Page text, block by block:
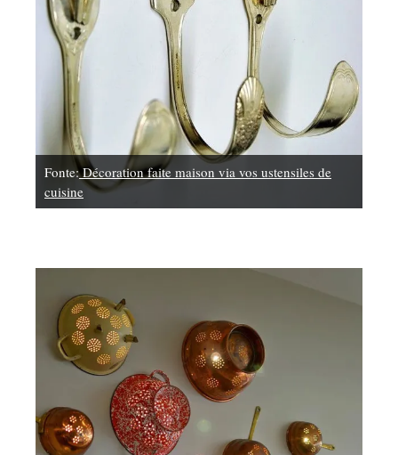
Fonte:Décoration faite maison via vos ustensiles de
cuisine